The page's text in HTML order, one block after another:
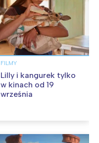
FILMY
Lilly i kangurek tylko
w kinach od 19
września